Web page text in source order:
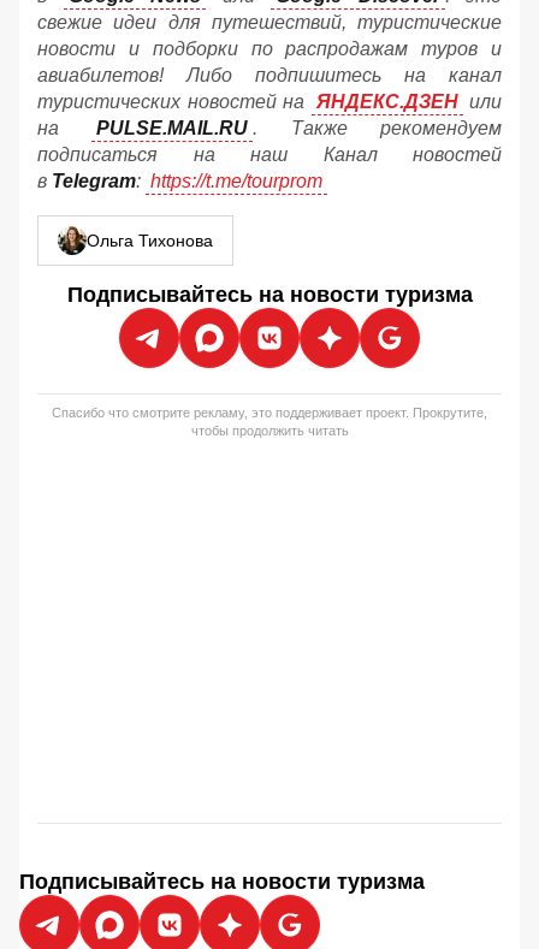
свежие идеи для путешествий, туристические
новости и подборки по распродажам туров и
авиабилетов! Либо подпишитесь на канал
туристических новостей на
ЯНДЕКС.ДЗЕН или
на
PULSE.MAIL.RU . Также рекомендуем
подписаться на наш Канал новостей
в Telegram: https://t.me/tourprom
Ольга Тихонова
Подписывайтесь на новости туризма
Спасибо что смотрите рекламу, это поддерживает проект. Прокрутите,
чтобы продолжить читать
Подписывайтесь на новости туризма